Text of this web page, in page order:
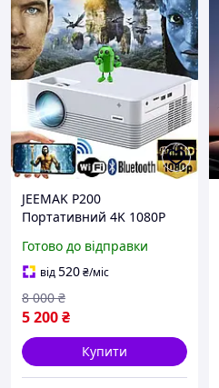
JEEMAK P200
Портативний 4K 1080P
відео та кіно для
домашнього кінотеатру
Готово до відправки
від520₴/міс
5 200₴
8 000 ₴
Купити